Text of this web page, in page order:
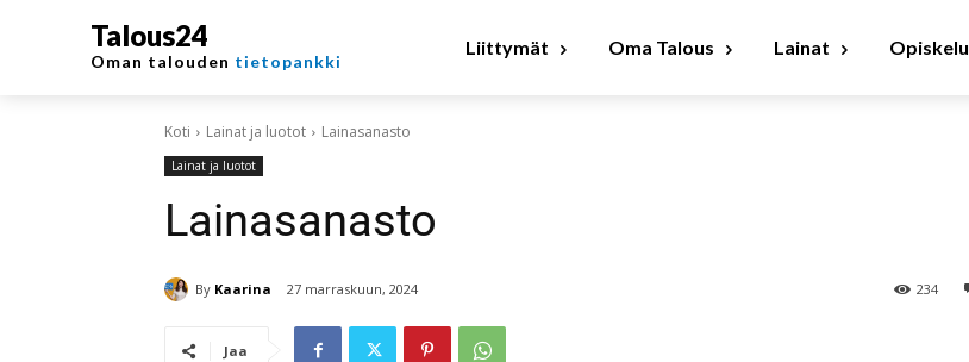
Talous24
Oman talouden tietopankki
Liittymät Oma Talous Lainat Opiskelu
Koti Lainat ja luotot Lainasanasto
Lainat ja luotot
Lainasanasto
By Kaarina 27 marraskuun, 2024 234
Jaa